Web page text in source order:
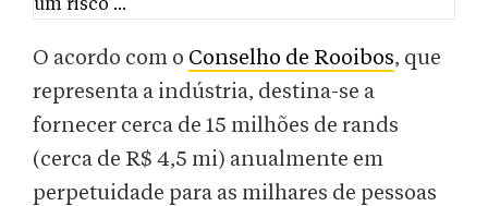
O acordo com o Conselho de Rooibos, que
representa a indústria, destina-se a
fornecer cerca de 15 milhões de rands
(cerca de R$ 4,5 mi) anualmente em
perpetuidade para as milhares de pessoas